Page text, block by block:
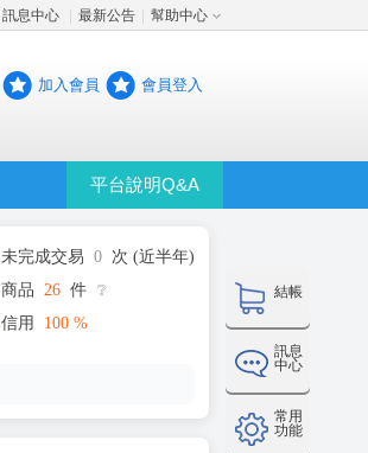
訊息中心 最新公告 幫助中心
加入會員 會員登入
平台說明Q&A
結帳
訊息
中心
常用
功能
未完成交易 0 次 (近半年)
商品 26 件 ❔
信用
100 %